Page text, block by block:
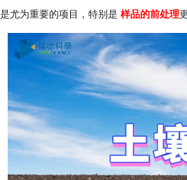
尤为重要的项目，特别是 样品的前处理